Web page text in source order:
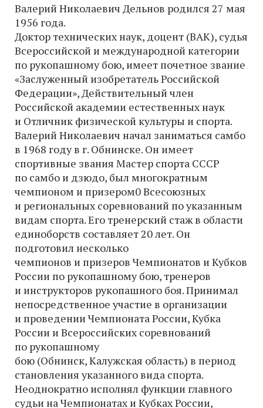
Валерий Николаевич Дельнов родился 27 мая
1956 года.
Доктор технических наук, доцент (ВАК), судья
Всероссийской и международной категории
по рукопашному бою, имеет почетное звание
«Заслуженный изобретатель Российской
Федерации», Действительный член
Российской академии естественных наук
и Отличник физической культуры и спорта.
Валерий Николаевич начал заниматься самбо
в 1968 году в г. Обнинске. Он имеет
спортивные звания Мастер спорта СССР
по самбо и дзюдо, был многократным
чемпионом и призером0 Всесоюзных
и региональных соревнований по указанным
видам спорта. Его тренерский стаж в области
единоборств составляет 20 лет. Он
подготовил несколько
чемпионов и призеров Чемпионатов и Кубков
России по рукопашному бою, тренеров
и инструкторов рукопашного боя. Принимал
непосредственное участие в организации
и проведении Чемпионата России, Кубка
России и Всероссийских соревнований
по рукопашному
бою (Обнинск, Калужская область) в период
становления указанного вида спорта.
Неоднократно исполнял функции главного
судьи на Чемпионатах и Кубках России,